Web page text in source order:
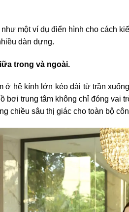
một ví dụ điển hình cho cách
dàn dựng.
trong và ngoài.
ở hệ kính lớn kéo dài từ trần
bơi trung tâm không chỉ đóng vai
chiều sâu thị giác cho toàn bộ